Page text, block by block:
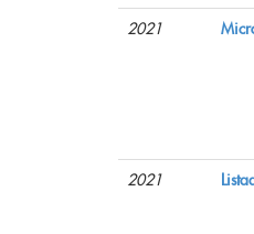
2021
2021